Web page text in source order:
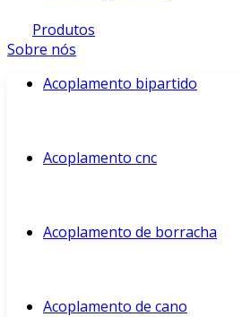
Produtos
Sobre nós
Acoplamento bipartido
Acoplamento cnc
Acoplamento de borracha
Acoplamento de cano